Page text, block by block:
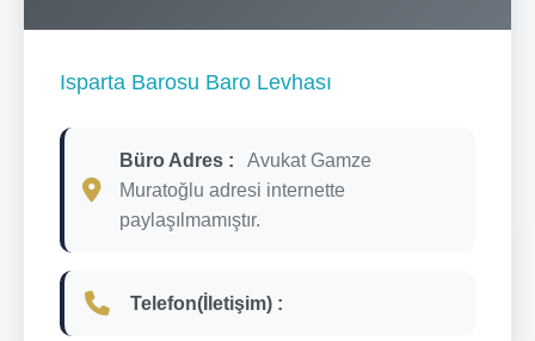
Isparta Barosu Baro Levhası
Büro Adres :
Avukat Gamze
Muratoğlu adresi internette
paylaşılmamıştır.
Telefon(İletişim) :